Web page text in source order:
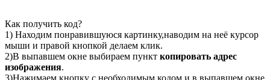
Как получить код?
1) Находим понравившуюся картинку,наводим на неё курсор
мыши и правой кнопкой делаем клик.
2)В выпавшем окне выбираем пункт копировать адрес
изображения.
3)Нажимаем кнопку с необходимым кодом и в выпавшем окне